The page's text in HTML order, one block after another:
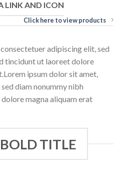
LINK AND ICON
Click here to view products
adipiscing elit, sed
tincidunt ut laoreet dolore
ipsum dolor sit amet,
diam nonummy nibh
magna aliquam erat
TITLE